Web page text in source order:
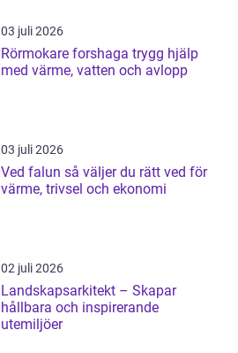
03 juli 2026
Rörmokare forshaga trygg hjälp
med värme, vatten och avlopp
03 juli 2026
Ved falun så väljer du rätt ved för
värme, trivsel och ekonomi
02 juli 2026
Landskapsarkitekt – Skapar
hållbara och inspirerande
utemiljöer